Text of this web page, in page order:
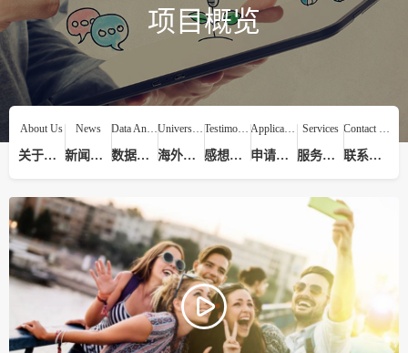
项目概览
About Us
关于我们
News
新闻动态
Data Analysis
数据分析
Universities
海外院校
Testimonials
感想评价
Application Process
申请流程
Services
服务提供
Contact Us
联系我们